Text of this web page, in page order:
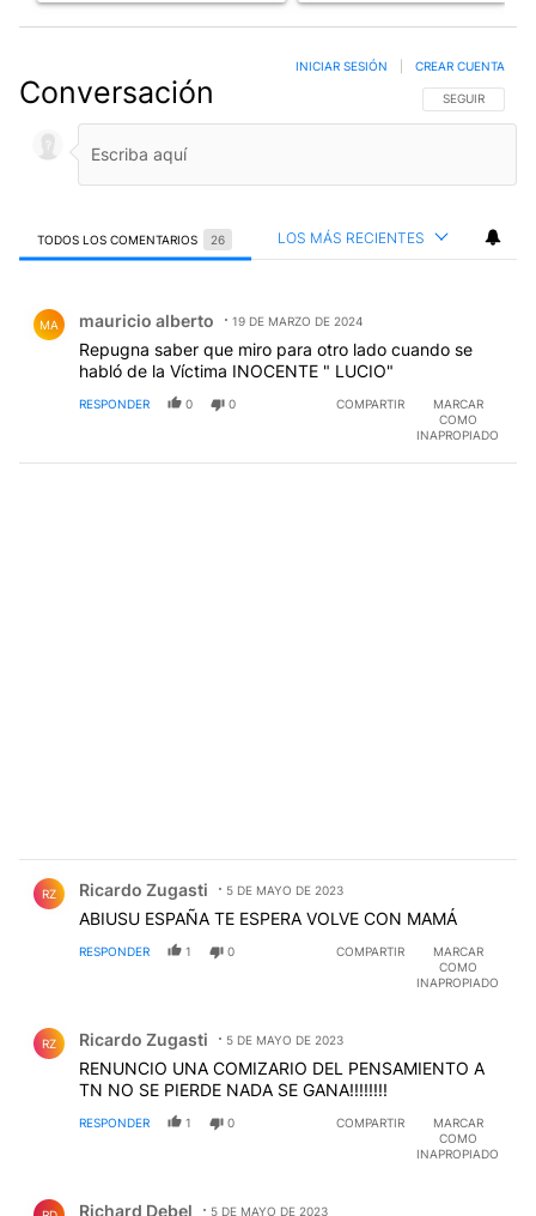
Conversación SIGA ESTA
SEGUIR
INICIAR SESIÓN CREAR CUENTA
TODOS LOS COMENTARIOS 26 LOS MÁS RECIENTES
MA mauricio alberto 19 DE MARZO DE 2024
Repugna saber que miro para otro lado cuando se
habló de la Víctima INOCENTE " LUCIO"
RESPONDER 0 0 COMPARTIR
MARCAR
COMO
INAPROPIADO
RZ Ricardo Zugasti 5 DE MAYO DE 2023
ABIUSU ESPAÑA TE ESPERA VOLVE CON MAMÁ
RESPONDER 1 0 COMPARTIR
MARCAR
COMO
INAPROPIADO
RZ Ricardo Zugasti 5 DE MAYO DE 2023
RENUNCIO UNA COMIZARIO DEL PENSAMIENTO A
TN NO SE PIERDE NADA SE GANA!!!!!!!!
RESPONDER 1 0 COMPARTIR
MARCAR
COMO
INAPROPIADO
Richard Debel 5 DE MAYO DE 2023